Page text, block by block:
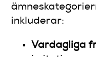
inkluderar:
Vardagliga